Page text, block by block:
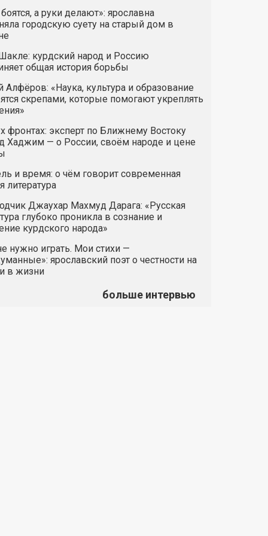
боятся, а руки делают»: ярославна
городскую суету на старый дом в
курдский народ и Россию
общая история борьбы
Алфёров: «Наука, культура и образование
скрепами, которые помогают укреплять
фронтах: эксперт по Ближнему Востоку
Хаджим — о России, своём народе и цене
и время: о чём говорит современная
литература
Джаухар Махмуд Дарага: «Русская
глубоко проникла в сознание и
курдского народа»
нужно играть. Мои стихи —
ярославский поэт о честности на
в жизни
больше интервью